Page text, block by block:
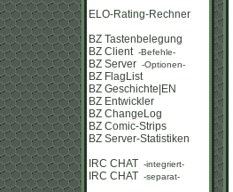
ELO-Rating-Rechner
BZ Tastenbelegung
BZ Client -Befehle-
BZ Server -Optionen-
BZ FlagList
BZ Geschichte|EN
BZ Entwickler
BZ ChangeLog
BZ Comic-Strips
BZ Server-Statistiken
IRC CHAT -integriert-
IRC CHAT -separat-